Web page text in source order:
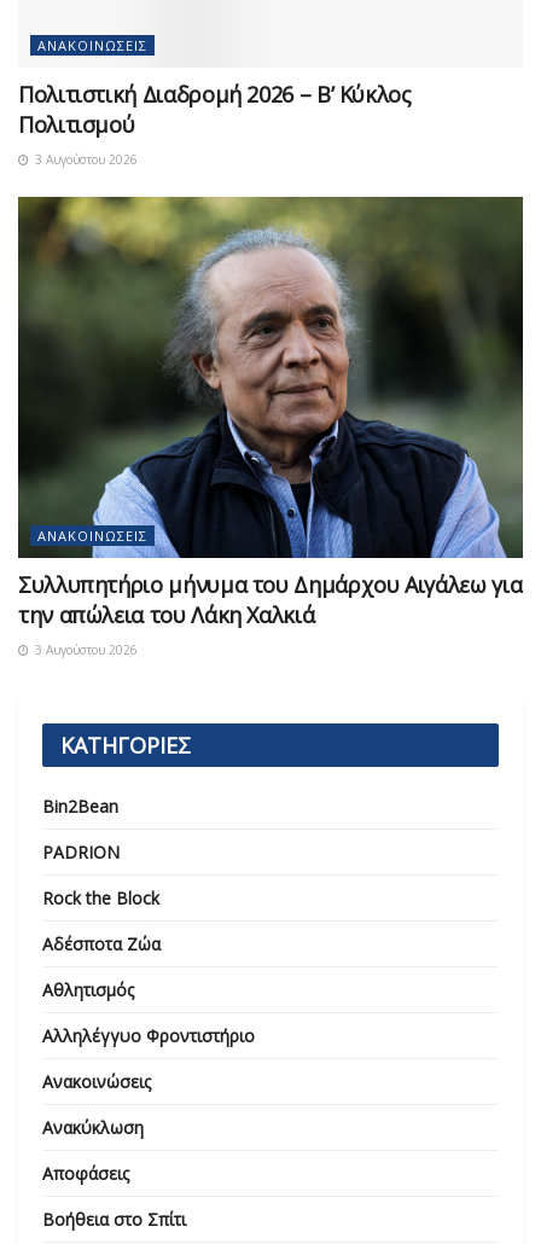
ΑΝΑΚΟΙΝΏΣΕΙΣ
Πολιτιστική Διαδρομή 2026 – Β’ Κύκλος
Πολιτισμού
3 Αυγούστου 2026
ΑΝΑΚΟΙΝΏΣΕΙΣ
Συλλυπητήριο μήνυμα του Δημάρχου Αιγάλεω για
την απώλεια του Λάκη Χαλκιά
3 Αυγούστου 2026
ΚΑΤΗΓΟΡΙΕΣ
Bin2Bean
PADRION
Rock the Block
Αδέσποτα Ζώα
Αθλητισμός
Αλληλέγγυο Φροντιστήριο
Ανακοινώσεις
Ανακύκλωση
Αποφάσεις
Βοήθεια στο Σπίτι